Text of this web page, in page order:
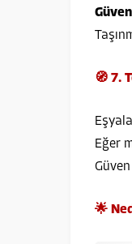
🧭 7.
Eğer
🌟